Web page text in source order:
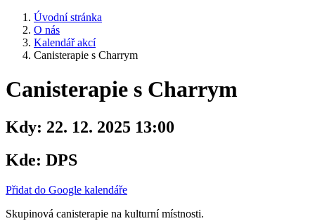
Úvodní stránka
O nás
Kalendář akcí
Canisterapie s Charrym
Canisterapie s Charrym
Kdy: 22. 12. 2025 13:00
Kde: DPS
Přidat do Google kalendáře
Skupinová canisterapie na kulturní místnosti.